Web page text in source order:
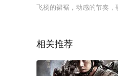
飞杨的裙裾，动感的节奏
相关推荐